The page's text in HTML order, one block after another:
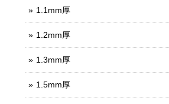
1.1mm厚
1.2mm厚
1.3mm厚
1.5mm厚